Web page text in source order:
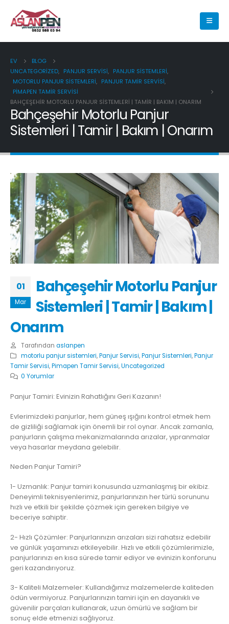
EV
BLOG
UNCATEGORIZED, PANJUR SERVISI, PANJUR SISTEMLERI,
MOTORLU PANJUR SISTEMLERI, PANJUR TAMIR SERVISI,
PIMAPEN TAMIR SERVISI
BAHÇEŞEHIR MOTORLU PANJUR SISTEMLERI | TAMIR | BAKIM | ONARIM
Bahçeşehir Motorlu Panjur
Sistemleri | Tamir | Bakım | Onarım
01
Mar
Bahçeşehir Motorlu Panjur
Sistemleri | Tamir | Bakım |
Onarım
Tarafından aslanpen
motorlu panjur sistemleri,Panjur Servisi,Panjur Sistemleri,Panjur
Tamir Servisi,Pimapen Tamir Servisi,Uncategorized
0 Yorumlar
Panjur Tamiri: Evinizin Rahatlığını Geri Kazanın!
Evlerimizdeki panjurlar, hem güneş ışığını kontrol etmek hem
de gizliliği sağlamak için önemli bir rol oynar. Ancak zamanla,
panjurların çalışma mekanizmalarında arızalar, yıpranmalar
veya hasarlar meydana gelebilir.
Neden Panjur Tamiri?
1- Uzmanlık: Panjur tamiri konusunda uzmanlaşmış bir ekibiz.
Deneyimli teknisyenlerimiz, panjurlarınızın her türlü sorununu
hızlı ve etkili bir şekilde çözmek için gereken bilgiye ve
beceriye sahiptir.
2- Hızlı Çözümler: Panjurlarınızın arızaları sizi rahatsız edebilir
ve günlük yaşamınızı etkileyebilir. Hızlı ve etkili çözümlerimizle,
panjurlarınızı en kısa sürede tamir ediyor ve evinizin konforunu
geri kazandırıyoruz.
3- Kaliteli Malzemeler: Kullandığımız malzemelerde kaliteden
ödün vermiyoruz. Panjurlarınızın tamiri için en dayanıklı ve
güvenilir parçaları kullanarak, uzun ömürlü ve sağlam bir
sonuç elde etmenizi sağlıyoruz.